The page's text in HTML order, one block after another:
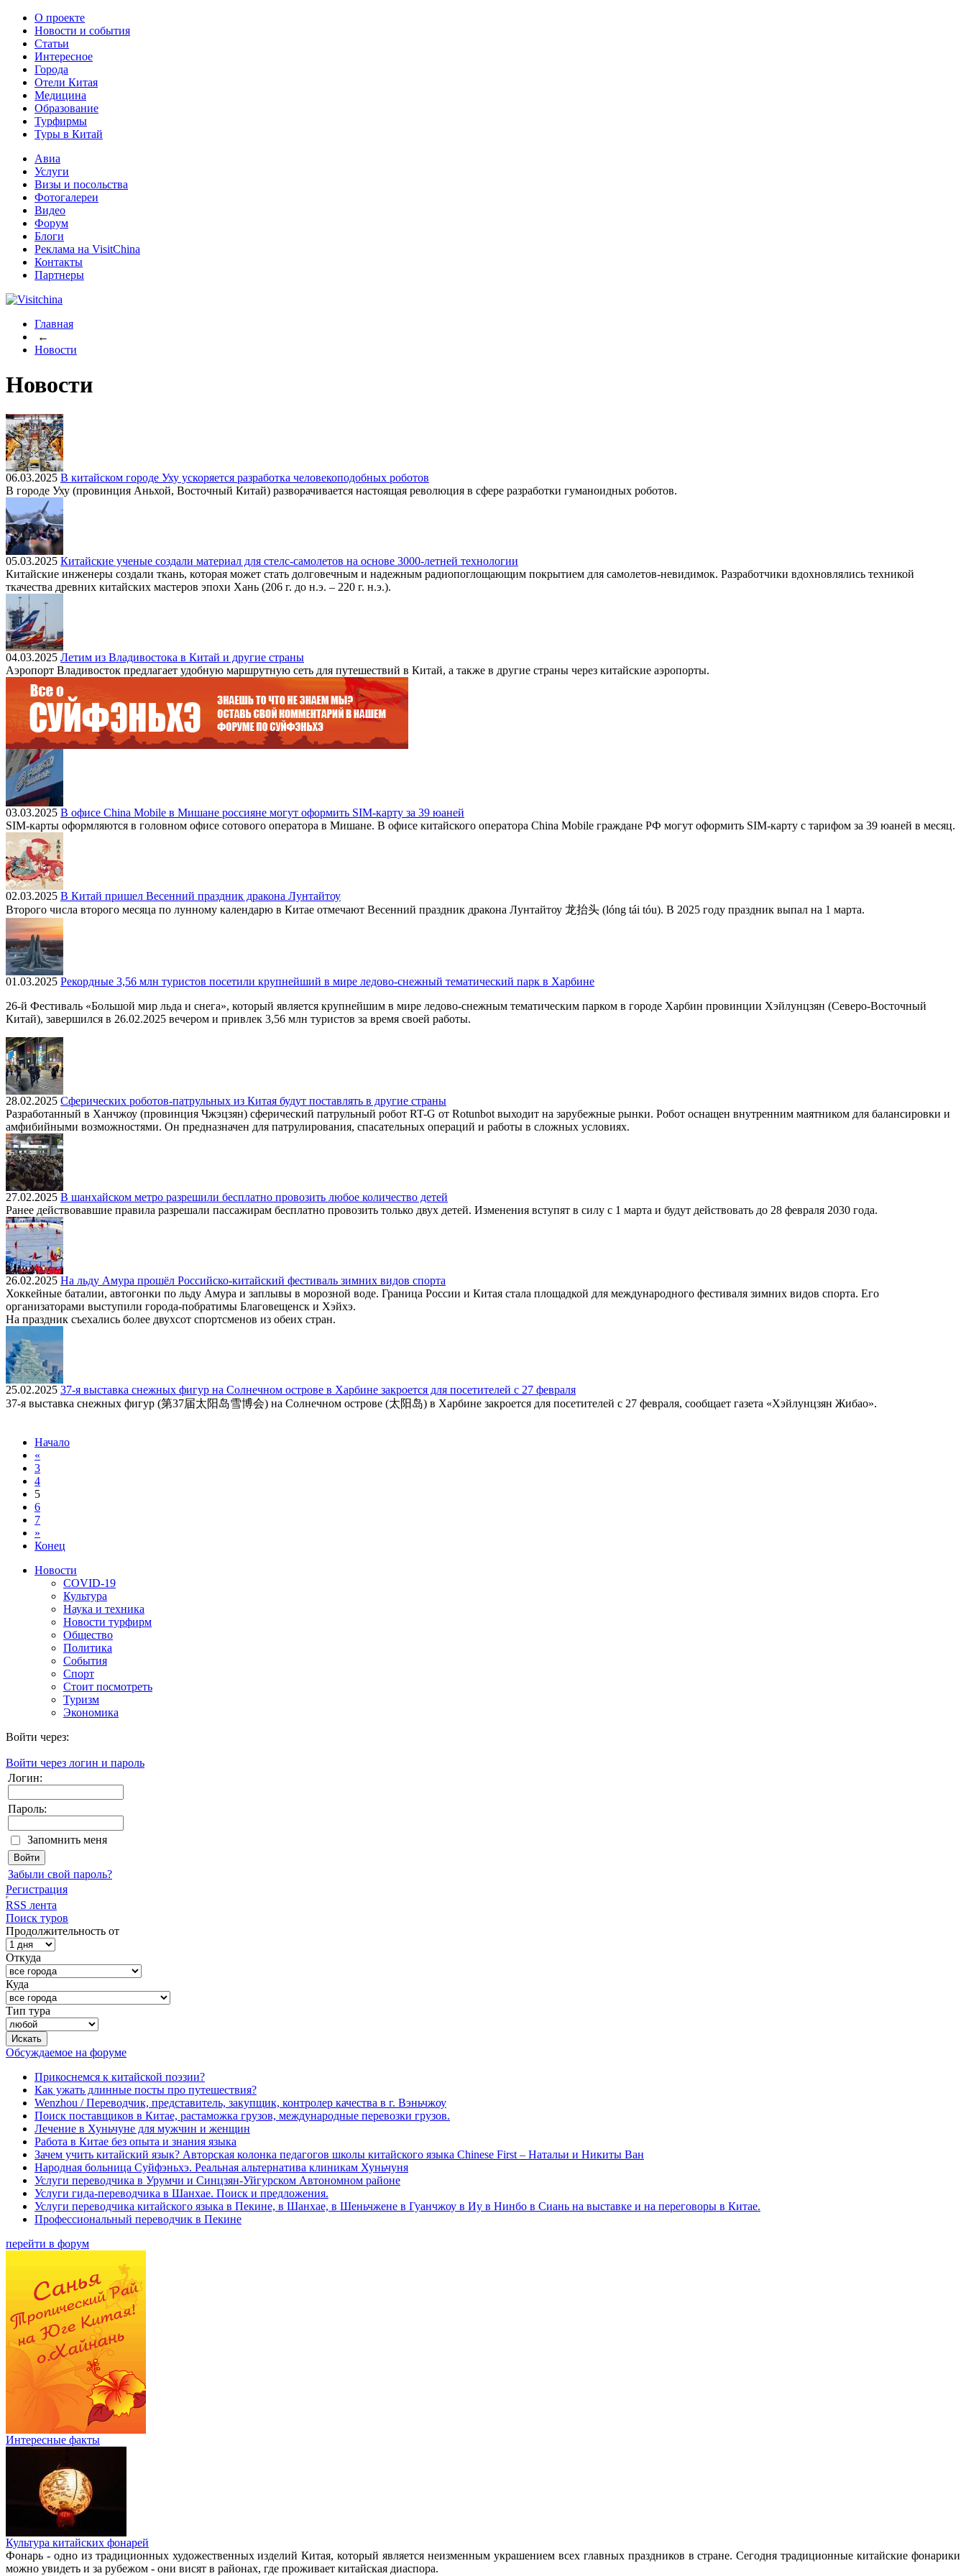
О проекте
Новости и события
Статьи
Интересное
Города
Отели Китая
Медицина
Образование
Турфирмы
Туры в Китай
Авиа
Услуги
Визы и посольства
Фотогалереи
Видео
Форум
Блоги
Реклама на VisitChina
Контакты
Партнеры
Главная
←
Новости
Новости
06.03.2025 В китайском городе Уху ускоряется разработка человекоподобных роботов
В городе Уху (провинция Аньхой, Восточный Китай) разворачивается настоящая революция в сфере разработки гуманоидных роботов.
05.03.2025 Китайские ученые создали материал для стелс-самолетов на основе 3000-летней технологии
Китайские инженеры создали ткань, которая может стать долговечным и надежным радиопоглощающим покрытием для самолетов-невидимок. Разработчики вдохновлялись техникой
ткачества древних китайских мастеров эпохи Хань (206 г. до н.э. – 220 г. н.э.).
04.03.2025 Летим из Владивостока в Китай и другие страны
Аэропорт Владивосток предлагает удобную маршрутную сеть для путешествий в Китай, а также в другие страны через китайские аэропорты.
03.03.2025 В офисе China Mobile в Мишане россияне могут оформить SIM-карту за 39 юаней
SIM-карты оформляются в головном офисе сотового оператора в Мишане. В офисе китайского оператора China Mobile граждане РФ могут оформить SIM-карту с тарифом за 39 юаней в месяц.
02.03.2025 В Китай пришел Весенний праздник дракона Лунтайтоу
Второго числа второго месяца по лунному календарю в Китае отмечают Весенний праздник дракона Лунтайтоу 龙抬头 (lóng tái tóu). В 2025 году праздник выпал на 1 марта.
01.03.2025 Рекордные 3,56 млн туристов посетили крупнейший в мире ледово-снежный тематический парк в Харбине
26-й Фестиваль «Большой мир льда и снега», который является крупнейшим в мире ледово-снежным тематическим парком в городе Харбин провинции Хэйлунцзян (Cеверо-Восточный
Китай), завершился в 26.02.2025 вечером и привлек 3,56 млн туристов за время своей работы.
28.02.2025 Сферических роботов-патрульных из Китая будут поставлять в другие страны
Разработанный в Ханчжоу (провинция Чжэцзян) сферический патрульный робот RT-G от Rotunbot выходит на зарубежные рынки. Робот оснащен внутренним маятником для балансировки и
амфибийными возможностями. Он предназначен для патрулирования, спасательных операций и работы в сложных условиях.
27.02.2025 В шанхайском метро разрешили бесплатно провозить любое количество детей
Ранее действовавшие правила разрешали пассажирам бесплатно провозить только двух детей. Изменения вступят в силу с 1 марта и будут действовать до 28 февраля 2030 года.
26.02.2025 На льду Амура прошёл Российско-китайский фестиваль зимних видов спорта
Хоккейные баталии, автогонки по льду Амура и заплывы в морозной воде. Граница России и Китая стала площадкой для международного фестиваля зимних видов спорта. Его
организаторами выступили города-побратимы Благовещенск и Хэйхэ.
На праздник съехались более двухсот спортсменов из обеих стран.
25.02.2025 37-я выставка снежных фигур на Солнечном острове в Харбине закроется для посетителей с 27 февраля
37-я выставка снежных фигур (第37届太阳岛雪博会) на Солнечном острове (太阳岛) в Харбине закроется для посетителей с 27 февраля, сообщает газета «Хэйлунцзян Жибао».
Начало
«
3
4
5
6
7
»
Конец
Новости
COVID-19
Культура
Наука и техника
Новости турфирм
Общество
Политика
События
Спорт
Стоит посмотреть
Туризм
Экономика
Войти через:
Войти через логин и пароль
Логин:
Пароль:
Запомнить меня
Забыли свой пароль?
Регистрация
RSS лента
Поиск туров
Продолжительность от
Откуда
Куда
Тип тура
Обсуждаемое на форуме
Прикоснемся к китайской поэзии?
Как ужать длинные посты про путешествия?
Wenzhou / Переводчик, представитель, закупщик, контролер качества в г. Вэньчжоу
Поиск поставщиков в Китае, растаможка грузов, международные перевозки грузов.
Лечение в Хуньчуне для мужчин и женщин
Работа в Китае без опыта и знания языка
Зачем учить китайский язык? Авторская колонка педагогов школы китайского языка Chinese First – Натальи и Никиты Ван
Народная больница Суйфэньхэ. Реальная альтернатива клиникам Хуньчуня
Услуги переводчика в Урумчи и Синцзян-Уйгурском Автономном районе
Услуги гида-переводчика в Шанхае. Поиск и предложения.
Услуги переводчика китайского языка в Пекине, в Шанхае, в Шеньчжене в Гуанчжоу в Иу в Нинбо в Сиань на выставке и на переговоры в Китае.
Профессиональный переводчик в Пекине
перейти в форум
Интересные факты
Культура китайских фонарей
Фонарь - одно из традиционных художественных изделий Китая, который является неизменным украшением всех главных праздников в стране. Сегодня традиционные китайские фонарики
можно увидеть и за рубежом - они висят в районах, где проживает китайская диаспора.